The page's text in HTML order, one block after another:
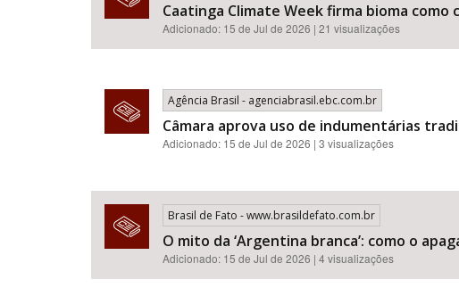
Caatinga Climate Week firma bioma
Adicionado: 15 de Jul de 2026 | 21 visualizações
Agência Brasil - agenciabrasil.ebc.com.br
Câmara aprova uso de indumentárias
Adicionado: 15 de Jul de 2026 | 3 visualizações
Brasil de Fato - www.brasildefato.com.br
O mito da ‘Argentina branca’: como o
Adicionado: 15 de Jul de 2026 | 4 visualizações